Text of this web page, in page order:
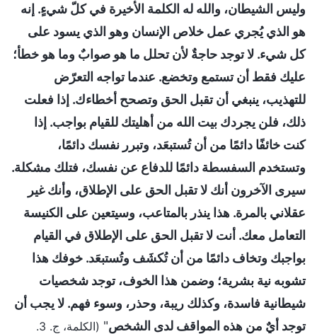
وليس الشيطان، والله له الكلمة الأخيرة في كلّ شيءٍ. إنه
هو الذي يُجري عمل خلاص الإنسان وهو الذي يسود على
كل شيء. لا توجد حاجةٌ لأن تحلل ما هو صوابٌ وما هو خطأ؛
عليك فقط أن تستمع وتخضع. عندما تواجه التعرّض
للتهذيب، ينبغي أن تقبل الحق وتصحح أخطاءك. إذا فعلت
ذلك، فلن يجردك بيت الله من أهليتك للقيام بواجب. إذا
كنت خائفًا دائمًا من أن تُستبعَد، وتبرر نفسك دائمًا،
وتستخدم السفسطة دائمًا للدفاع عن نفسك، فتلك مشكلة.
سيرى الآخرون أنك لا تقبل الحق على الإطلاق، وأنك غير
عقلاني بالمرة. هذا ينذر بالمتاعب، وسيتعين على الكنيسة
التعامل معك. أنت لا تقبل الحق على الإطلاق في القيام
بواجبك وتخاف دائمًا من أن تُكشَف وتُستبعَد. خوفك هذا
تشوبه نية بشرية؛ وضمن هذا الخوف، توجد شخصيات
شيطانية فاسدة، وكذلك ريبة، وحذر، وسوء فهم. لا يجب أن
توجد أيٌ من هذه المواقف لدى الشخص"
(الكلمة، ج. 3.